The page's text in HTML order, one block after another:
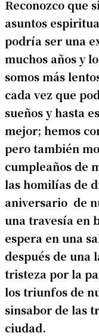
Reconozco que
asuntos
podría ser una
muchos años y
somos más
cada vez que
sueños y hasta
mejor; hemos
pero también
cumpleaños de
las homilías de
aniversario de
una travesía en
espera en una
después de una
tristeza por la
los triunfos de
sinsabor de las
ciudad.